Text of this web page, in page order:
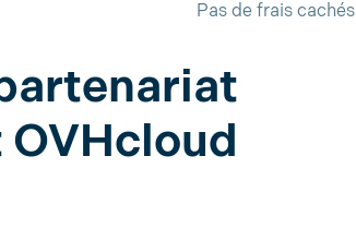
Pas de frais cachés
OVHcloud